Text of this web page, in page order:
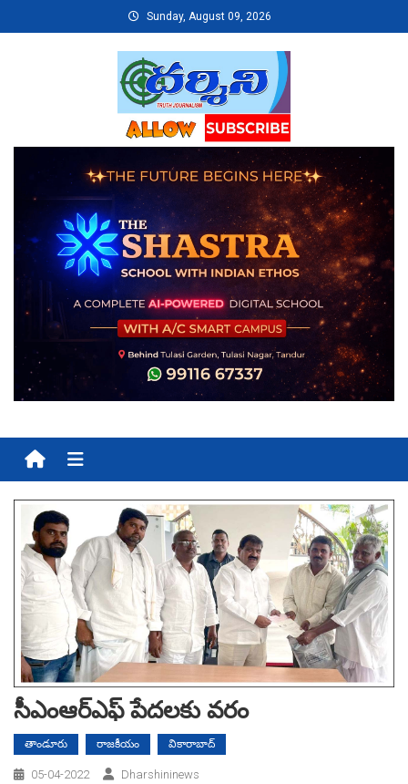
to
Sunday, August 09, 2026
Menu
సీఎంఆర్ఎఫ్ పేద‌ల‌కు వ‌రం
తాండూరు రాజకీయం వికారాబాద్
05-04-2022 Dharshininews